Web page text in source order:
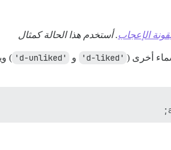
الإعجاب. أستخدم هذا الحالة كمثال
'd-liked' و 'd-unliked'
)